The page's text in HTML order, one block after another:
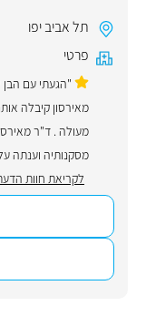
תל אביב יפו
פרטי
מאירסון קיבלה
מעולה . ד"ר
מסקנותיה וענתה
לקריאת חוות